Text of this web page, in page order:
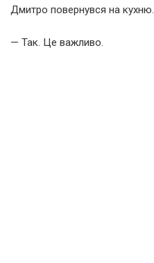
Дмитро повернувся на кухню.
— Так. Це важливо.